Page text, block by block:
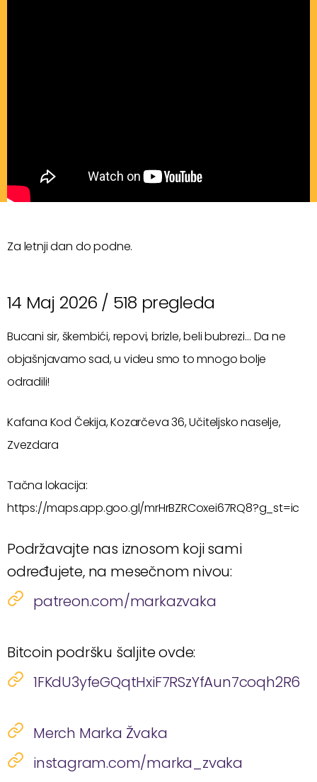
Za letnji dan do podne.
14 Maj 2026 / 518 pregleda
Bucani sir, škembići, repovi, brizle, beli bubrezi… Da ne
objašnjavamo sad, u videu smo to mnogo bolje
odradili!
Kafana Kod Čekija, Kozarčeva 36, Učiteljsko naselje,
Zvezdara
Tačna lokacija:
https://maps.app.goo.gl/mrHrBZRCoxei67RQ8?g_st=ic
Podržavajte nas iznosom koji sami
određujete, na mesečnom nivou:
patreon.com/markazvaka
Bitcoin podršku šaljite ovde:
1FKdU3yfeGQqtHxiF7RSzYfAun7coqh2R6
Merch Marka Žvaka
instagram.com/marka_zvaka